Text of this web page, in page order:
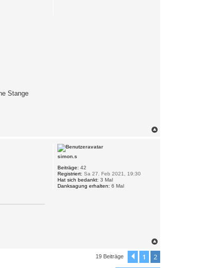
Stange
simon.s
Beiträge: 42
Registriert: Sa 27. Feb 2021, 19:30
Hat sich bedankt: 3 Mal
Danksagung erhalten: 6 Mal
h
19 Beiträge Vorherige
1 2